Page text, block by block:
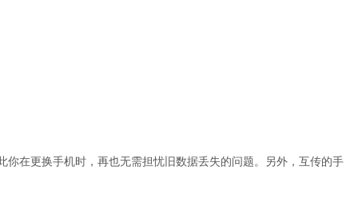
在更换手机时，再也无需担忧旧数据丢失的问题。另外，互传的手